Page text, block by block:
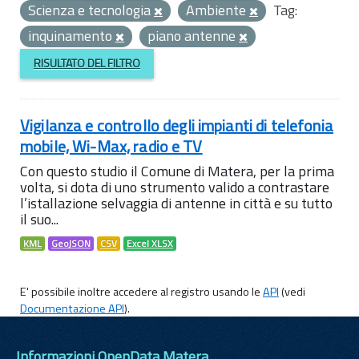
Scienza e tecnologia
Ambiente
Tag:
inquinamento
piano antenne
RISULTATO DEL FILTRO
Vigilanza e controllo degli impianti di telefonia
mobile, Wi-Max, radio e TV
Con questo studio il Comune di Matera, per la prima
volta, si dota di uno strumento valido a contrastare
l’istallazione selvaggia di antenne in città e su tutto
il suo...
KML GeoJSON CSV Excel XLSX
E' possibile inoltre accedere al registro usando leAPI(vedi
Documentazione API).